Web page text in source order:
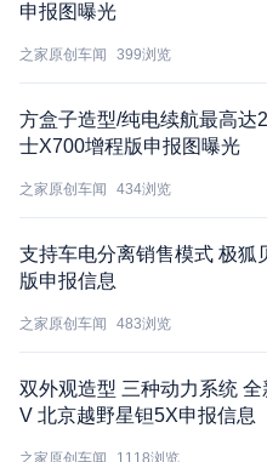
申报图曝光
之家原创车闻 399浏览
方盒子造型/纯电续航最高达
士X700增程版申报图曝光
之家原创车闻 434浏览
支持车电分离销售模式 极狐
版申报信息
之家原创车闻 483浏览
双外观造型 三种动力系统
V 北京越野星钽5X申报信息
之家原创车闻 1118浏览